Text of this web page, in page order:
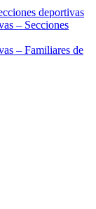
deportivas
– Secciones
– Familiares de